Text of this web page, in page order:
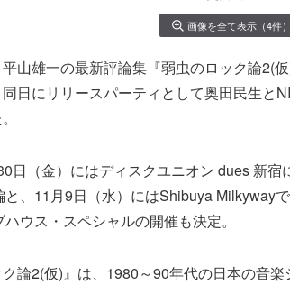
画像を全て表示（4件）
山雄一の最新評論集『弱虫のロック論2(
日にリリースパーティとして奥田民生と
日（金）にはディスクユニオン dues 新
と、11月9日（水）にはShibuya Milkyway
ウス・スペシャルの開催も決定。
ク論2(仮)』は、1980～90年代の日本の音